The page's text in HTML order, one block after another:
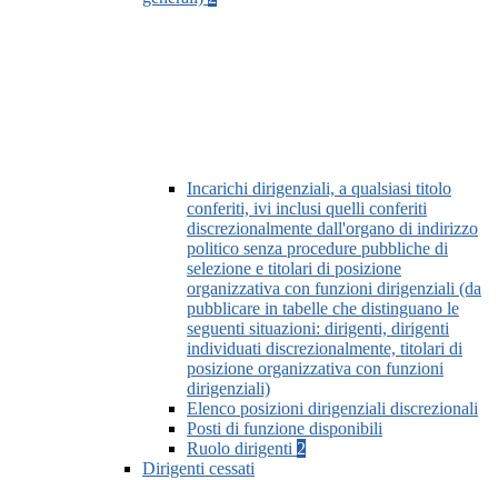
Incarichi dirigenziali, a qualsiasi titolo
conferiti, ivi inclusi quelli conferiti
discrezionalmente dall'organo di indirizzo
politico senza procedure pubbliche di
selezione e titolari di posizione
organizzativa con funzioni dirigenziali (da
pubblicare in tabelle che distinguano le
seguenti situazioni: dirigenti, dirigenti
individuati discrezionalmente, titolari di
posizione organizzativa con funzioni
dirigenziali)
Elenco posizioni dirigenziali discrezionali
Posti di funzione disponibili
Ruolo dirigenti 2
Dirigenti cessati